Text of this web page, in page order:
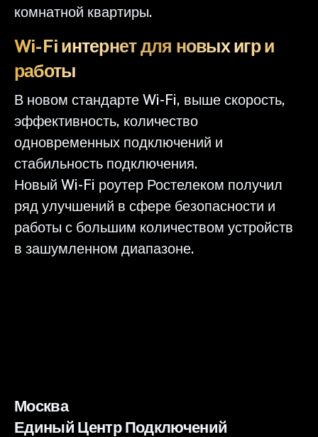
комнатной квартиры.
Wi-Fi интернет для новых игр и
работы
В новом стандарте Wi-Fi, выше скорость,
эффективность, количество
одновременных подключений и
стабильность подключения.
Новый Wi-Fi роутер Ростелеком получил
ряд улучшений в сфере безопасности и
работы с большим количеством устройств
в зашумленном диапазоне.
Москва
Единый Центр Подключений